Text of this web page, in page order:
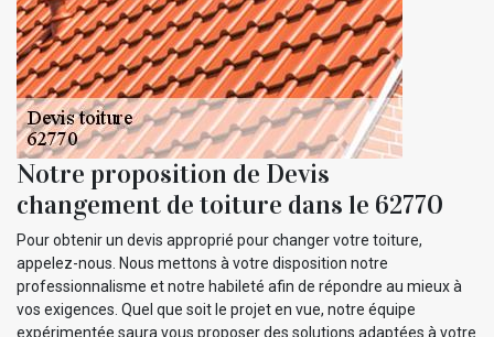
Notre proposition de Devis
changement de toiture dans le 62770
Pour obtenir un devis approprié pour changer votre toiture,
appelez-nous. Nous mettons à votre disposition notre
professionnalisme et notre habileté afin de répondre au mieux à
vos exigences. Quel que soit le projet en vue, notre équipe
expérimentée saura vous proposer des solutions adaptées à votre